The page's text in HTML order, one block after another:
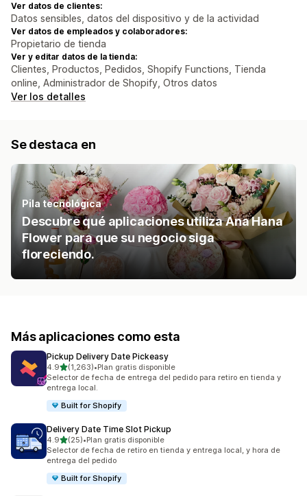
Ver datos de clientes:
Datos sensibles, datos del dispositivo y de la actividad
Ver datos de empleados y colaboradores:
Propietario de tienda
Ver y editar datos de la tienda:
Clientes, Productos, Pedidos, Shopify Functions, Tienda
online, Administrador de Shopify, Otros datos
Ver los detalles
Se destaca en
Pila tecnológica
Descubre qué aplicaciones utiliza Ana Hana
Flower para que su negocio siga
floreciendo.
Más aplicaciones como esta
Pickup Delivery Date Pickeasy
4.9de 5 estrellas
(1,263)
1263 reseñas en total
•Plan gratis disponible
Selector de fecha de entrega del pedido para retiro en tienda y
entrega local.
Built for Shopify
Delivery Date Time Slot Pickup
4.9de 5 estrellas
(25)
25 reseñas en total
•Plan gratis disponible
Selector de fecha de retiro en tienda y entrega local, y hora de
entrega del pedido
Built for Shopify